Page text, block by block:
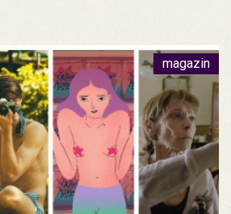
magazin